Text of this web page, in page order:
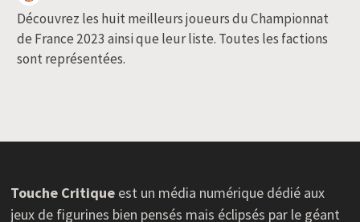
Découvrez les huit meilleurs joueurs du Championnat
de France 2023 ainsi que leur liste. Toutes les factions
sont représentées.
Touche Critique est un média numérique dédié aux
jeux de figurines bien pensés mais éclipsés par le géant